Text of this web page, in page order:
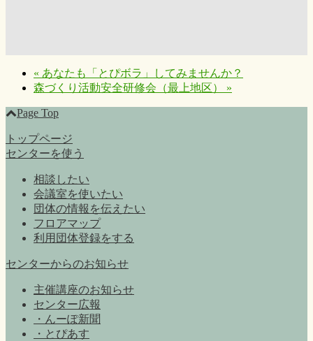
« あなたも「とぴボラ」してみませんか？
森づくり活動安全研修会（最上地区） »
Page Top
トップページ
センターを使う
相談したい
会議室を使いたい
団体の情報を伝えたい
フロアマップ
利用団体登録をする
センターからのお知らせ
主催講座のお知らせ
センター広報
・んーぽ新聞
・とぴあす